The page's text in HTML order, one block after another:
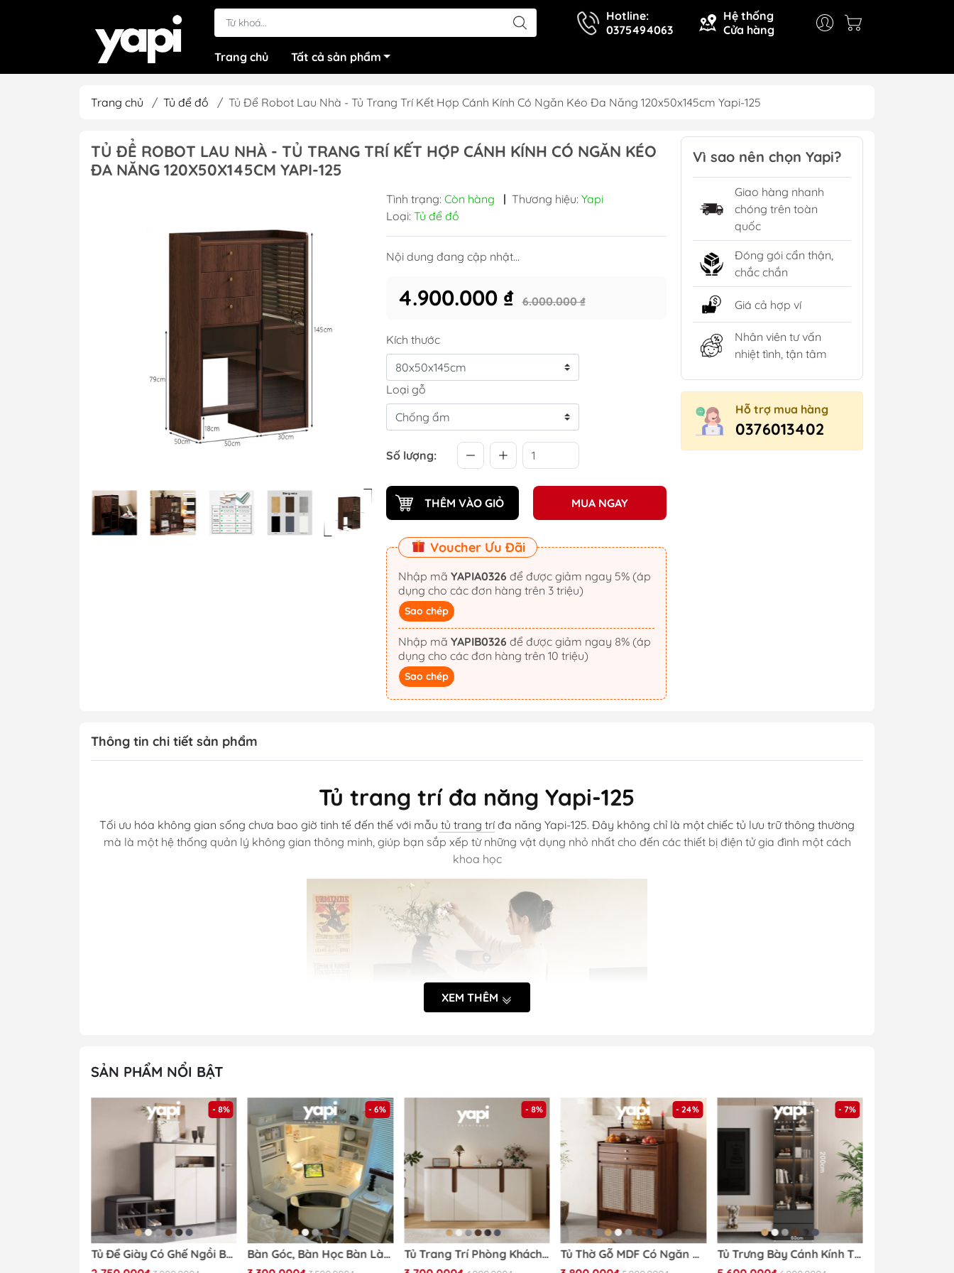
Hotline:
0375494063
Hệ thống
Cửa hàng
Trang chủ
Tất cả sản phẩm
Trang chủ / Tủ để đồ / Tủ Để Robot Lau Nhà - Tủ Trang Trí Kết Hợp Cánh Kính Có Ngăn Kéo Đa Năng 120x50x145cm Yapi-125
TỦ ĐỂ ROBOT LAU NHÀ - TỦ TRANG TRÍ KẾT HỢP CÁNH KÍNH CÓ NGĂN KÉO
ĐA NĂNG 120X50X145CM YAPI-125
Tình trạng: Còn hàng | Thương hiệu: Yapi
Loại: Tủ để đồ
Nội dung đang cập nhật...
4.900.000 ₫ 6.000.000 ₫
Kích thước
Loại gỗ
Số lượng:
THÊM VÀO GIỎ MUA NGAY
Voucher Ưu Đãi
Nhập mã YAPIA0326
dụng cho các đơn hàng trên 3 triệu)
Sao chép
Nhập mã YAPIB0326
dụng cho các đơn hàng trên 10 triệu)
Sao chép
Vì sao nên chọn Yapi?
Giao hàng nhanh
chóng trên toàn
quốc
Đóng gói cẩn thận,
chắc chắn
Giá cả hợp ví
Nhân viên tư vấn
nhiệt tình, tận tâm
Hỗ trợ mua hàng
0376013402
Thông tin chi tiết sản phẩm
Tủ trang trí đa năng Yapi-125
Tối ưu hóa không gian sống chưa bao giờ tinh tế đến thế với mẫu tủ trang tríđa năng Yapi-125. Đây không chỉ là một chiếc tủ lưu trữ thông thường
mà là một hệ thống quản lý không gian thông minh, giúp bạn sắp xếp từ những vật dụng nhỏ nhất cho đến các thiết bị điện tử gia đình một cách
khoa học
Khách hàng tham khảo kĩ thông tin về sản phẩm trước khi đặt và nhận hàng củaYapi
Mã sản phẩm:
XEM THÊM
SẢN PHẨM NỔI BẬT
- 8%
Tủ Để Giày Có Ghế Ngồi Bọc Nệm 140x35x100cm Yapi-322
- 6%
Bàn Góc, Bàn Học Bàn Làm Việc Đa Năng 100x100x142cm Có Kệ Để Đồ Siêu Tiện Dụng Yapi-418
- 8%
Tủ Trang Trí Phòng Khách Góc Bo Tròn Phong Cách Hiện Đại Tối Giản 198x40x90cm Yapi-121
- 24%
Tủ Thờ Gỗ MDF Có Ngăn Kéo Và Cửa Tấm Mây Nhỏ Gọn Hiện Đại 84x48x127cm Yapi-1207
- 7%
Tủ Trưng Bày Cánh Kính Tích Hợp Đèn LED 60x32x200cm Yapi TK003 Trang Trí Phòng Khách